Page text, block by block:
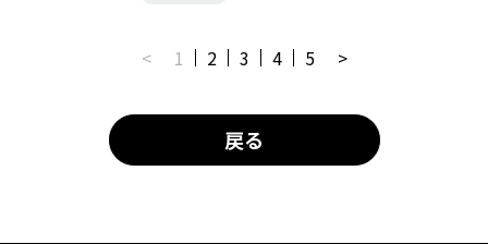
< 1 2 3 4 5 >
戻る